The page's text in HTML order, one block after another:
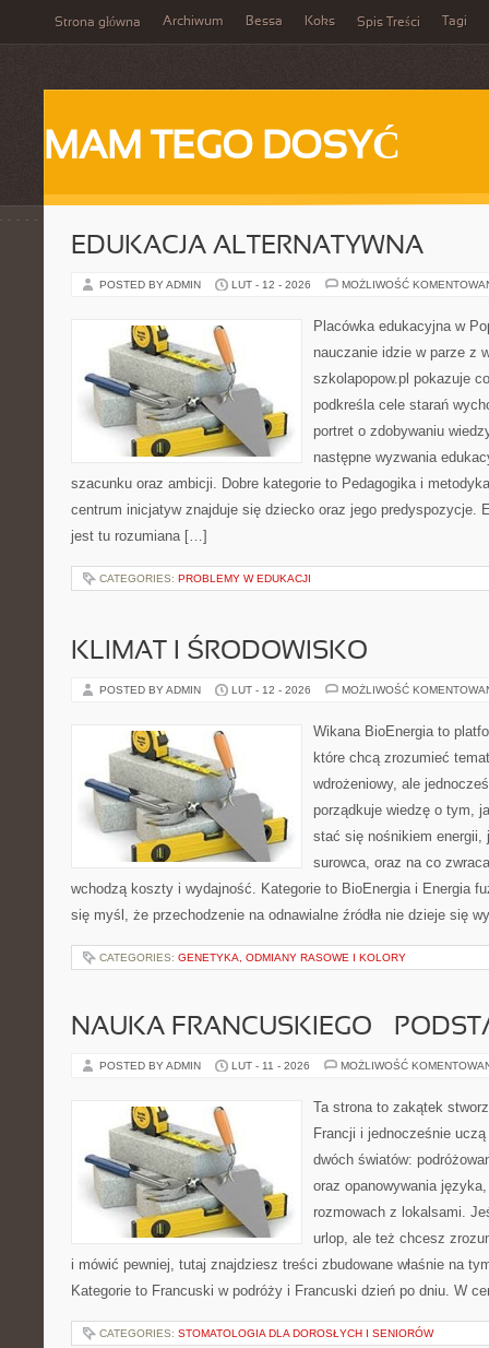
Strona główna Archiwum Bessa Koks Spis Treści Tagi
MAM TEGO DOSYĆ
EDUKACJA ALTERNATYWNA
POSTED BY ADMIN LUT - 12 - 2026 MOŻLIWOŚĆ
Placówka edukacyjna w
nauczanie idzie w parze z
szkolapopow.pl pokazuje
podkreśla cele starań
portret o zdobywaniu
następne wyzwania
szacunku oraz ambicji. Dobre kategorie to Pedagogika i
centrum inicjatyw znajduje się dziecko oraz jego predyspozycje.
jest tu rozumiana […]
CATEGORIES: PROBLEMY W EDUKACJI
KLIMAT I ŚRODOWISKO
POSTED BY ADMIN LUT - 12 - 2026 MOŻLIWOŚĆ
Wikana BioEnergia to
które chcą zrozumieć
wdrożeniowy, ale
porządkuje wiedzę o tym,
stać się nośnikiem energii,
surowca, oraz na co
wchodzą koszty i wydajność. Kategorie to BioEnergia i Energia
się myśl, że przechodzenie na odnawialne źródła nie dzieje się
CATEGORIES: GENETYKA, ODMIANY RASOWE I KOLORY
NAUKA FRANCUSKIEGO –
POSTED BY ADMIN LUT - 11 - 2026 MOŻLIWOŚĆ
Ta strona to zakątek
Francji i jednocześnie
dwóch światów:
oraz opanowywania
rozmowach z lokalsami.
urlop, ale też chcesz
i mówić pewniej, tutaj znajdziesz treści zbudowane właśnie na
Kategorie to Francuski w podróży i Francuski dzień po dniu. W
CATEGORIES: STOMATOLOGIA DLA DOROSŁYCH I SENIORÓW